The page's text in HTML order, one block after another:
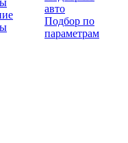
авто
Подбор по
параметрам